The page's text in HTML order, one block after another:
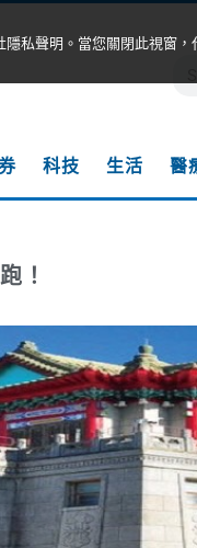
科技 生活 醫
！
私聲明。當您關閉此視窗，